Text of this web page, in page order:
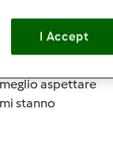
il pane o
tempo
è perchè
E poi
aspettare
stanno
I Accept